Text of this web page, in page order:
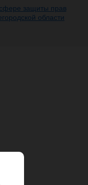
защиты прав
области